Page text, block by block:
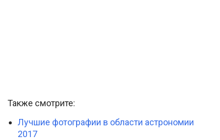
Также смотрите:
Лучшие фотографии в области астрономии
2017